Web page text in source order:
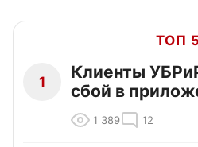
ТОП
1
Клиенты
сбой в
1 389 12